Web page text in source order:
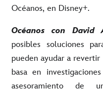
Océanos, en Disney+.
Océanos con David
posibles soluciones
pueden ayudar a
basa en
asesoramiento de